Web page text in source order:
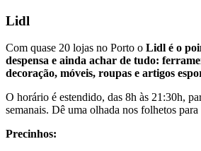
Lidl
Com quase 20 lojas no Porto o Lidl é o
despensa e ainda achar de tudo:
decoração, móveis, roupas e artigos
O horário é estendido, das 8h às 21:30h,
semanais. Dê uma olhada nos folhetos
Precinhos: